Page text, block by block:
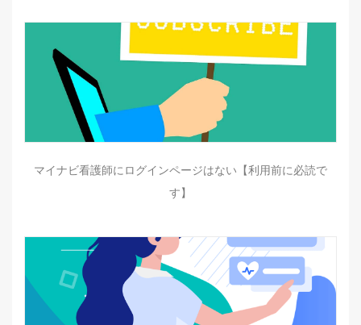
マイナビ看護師にログインページはない【利用前に必読で
す】